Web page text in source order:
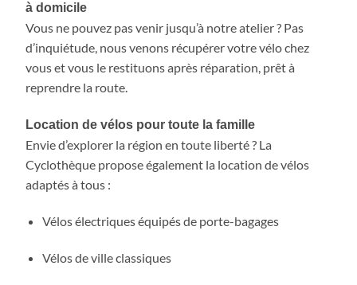
à domicile
Vous ne pouvez pas venir jusqu’à notre atelier ? Pas
d’inquiétude, nous venons récupérer votre vélo chez
vous et vous le restituons après réparation, prêt à
reprendre la route.
Location de vélos pour toute la famille
Envie d’explorer la région en toute liberté ? La
Cyclothèque propose également la location de vélos
adaptés à tous :
Vélos électriques équipés de porte-bagages
Vélos de ville classiques